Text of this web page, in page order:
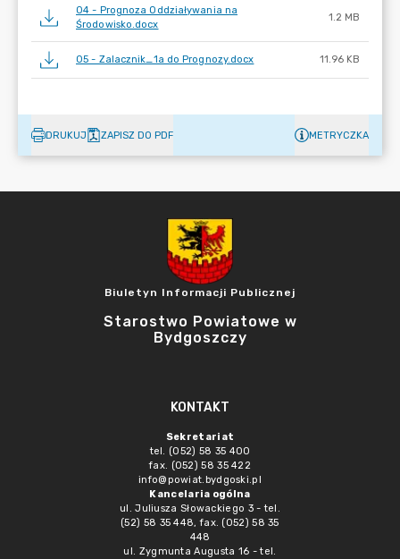
04 - Prognoza Oddziaływania na
Środowisko.docx
1.2 MB
05 - Zalacznik_1a do Prognozy.docx 11.96 KB
DRUKUJ ZAPISZ DO PDF METRYCZKA
Biuletyn Informacji Publicznej
Starostwo Powiatowe w
Bydgoszczy
KONTAKT
Sekretariat
tel. (052) 58 35 400
fax. (052) 58 35 422
info@powiat.bydgoski.pl
Kancelaria ogólna
ul. Juliusza Słowackiego 3 - tel.
(52) 58 35 448, fax. (052) 58 35
448
ul. Zygmunta Augusta 16 - tel.